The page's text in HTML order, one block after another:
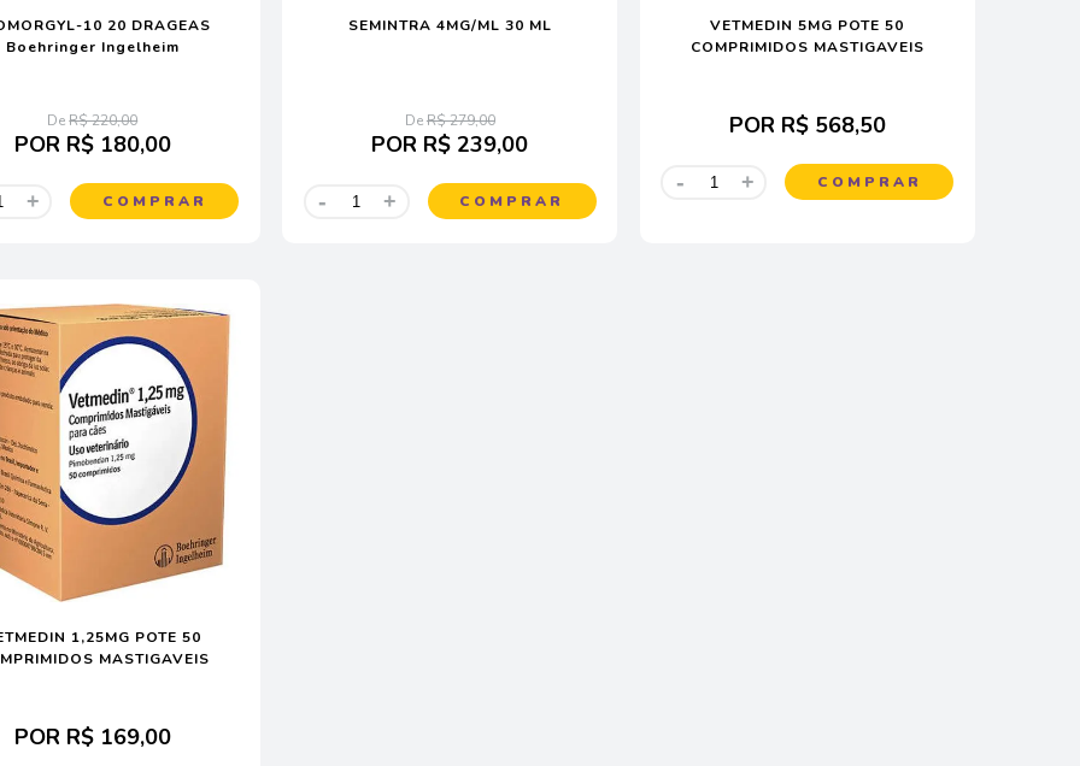
10 20 DRAGEAS
Boehringer Ingelheim
DeR$ 220,00
POR R$ 180,00
+ COMPRAR
SEMINTRA 4MG/ML 30 ML
DeR$ 279,00
POR R$ 239,00
- + COMPRAR
VETMEDIN 5MG POTE 50
COMPRIMIDOS MASTIGAVEIS
POR R$ 568,50
- + COMPRAR
1,25MG POTE 50
MASTIGAVEIS
POR R$ 169,00